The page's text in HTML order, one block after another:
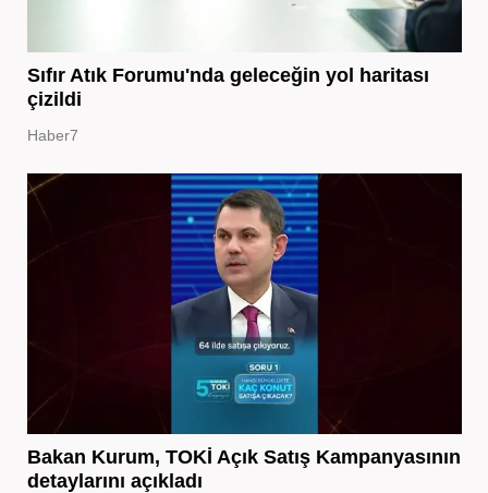
Sıfır Atık Forumu'nda geleceğin yol haritası
çizildi
Haber7
Bakan Kurum, TOKİ Açık Satış Kampanyasının
detaylarını açıkladı